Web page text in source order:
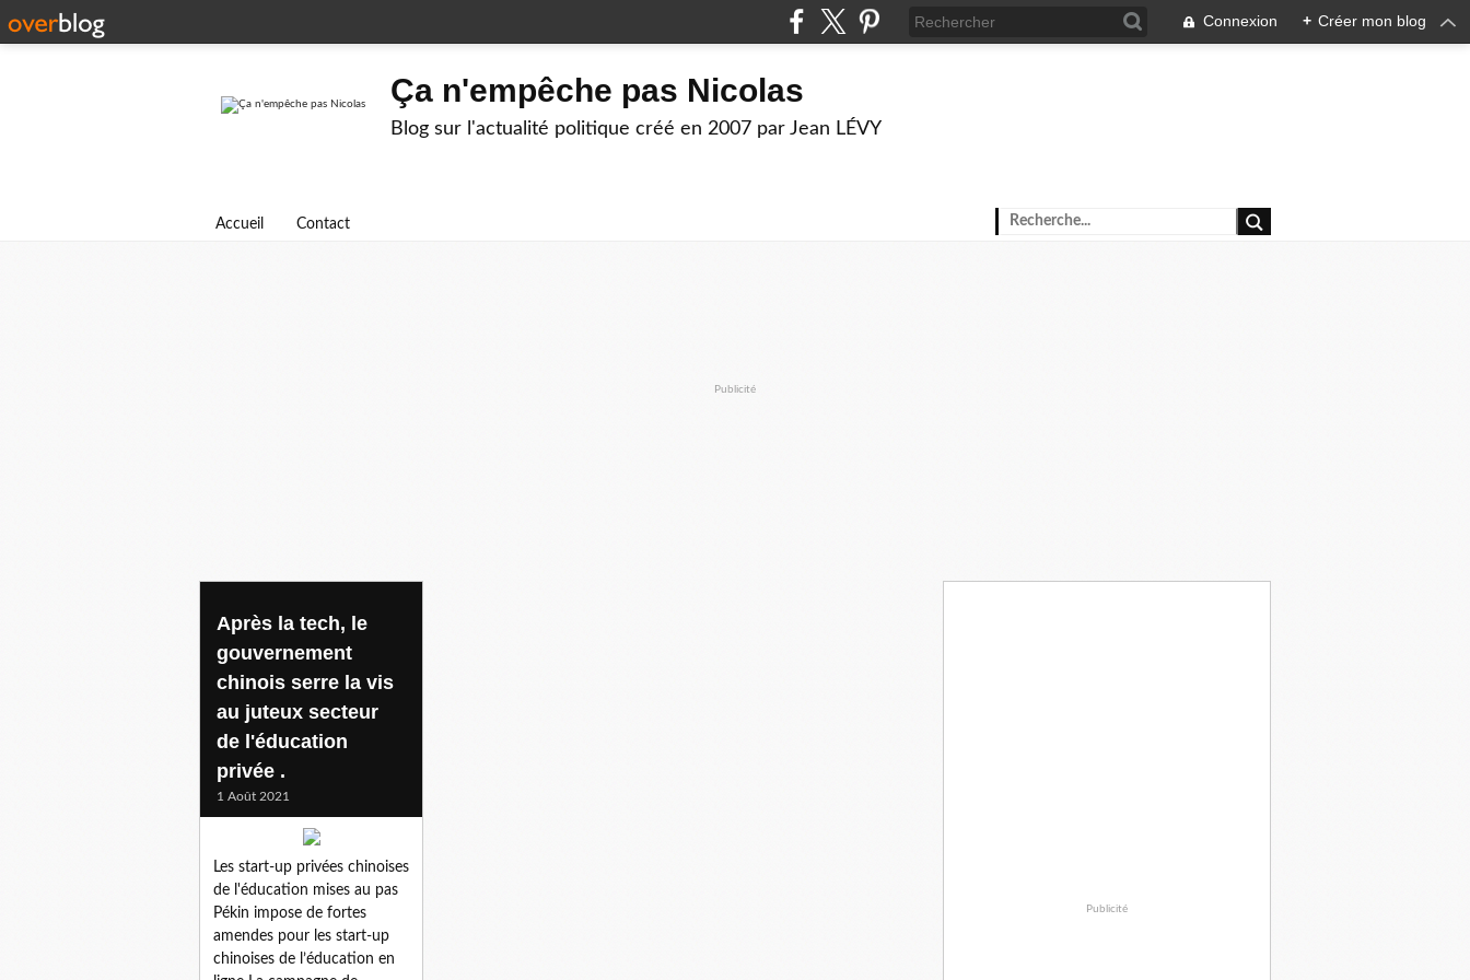
Connexion + Créer mon blog
Ça n'empêche pas Nicolas
Blog sur l'actualité politique créé en 2007 par Jean LÉVY
Accueil Contact
Publicité
chine education
Après la tech, le
gouvernement
chinois serre la vis
au juteux secteur
de l'éducation
privée .
1 Août 2021
Les start-up privées chinoises
de l'éducation mises au pas
Pékin impose de fortes
amendes pour les start-up
chinoises de l’éducation en
Publicité